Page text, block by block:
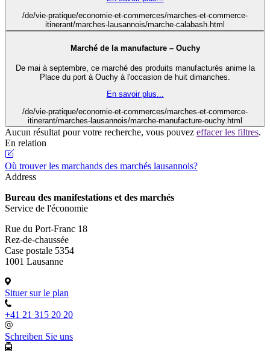
/de/vie-pratique/economie-et-commerces/marches-et-commerce-
itinerant/marches-lausannois/marche-calabash.html
Marché de la manufacture – Ouchy
De mai à septembre, ce marché des produits manufacturés anime la
Place du port à Ouchy à l'occasion de huit dimanches.
En savoir plus...
/de/vie-pratique/economie-et-commerces/marches-et-commerce-
itinerant/marches-lausannois/marche-manufacture-ouchy.html
Aucun résultat pour votre recherche, vous pouvez effacer les filtres.
En relation
Où trouver les marchands des marchés lausannois?
Address
Bureau des manifestations et des marchés
Service de l'économie
Rue du Port-Franc 18
Rez-de-chaussée
Case postale 5354
1001 Lausanne
Situer sur le plan
+41 21 315 20 20
Schreiben Sie uns